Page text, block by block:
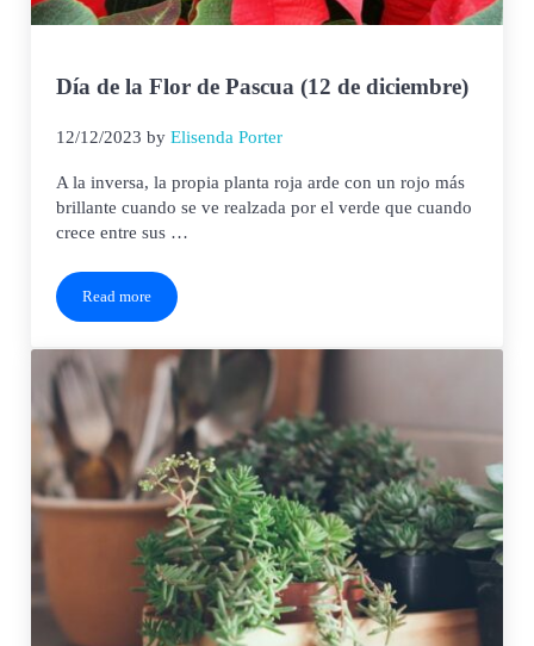
Día de la Flor de Pascua (12 de diciembre)
12/12/2023 byElisenda Porter
A la inversa, la propia planta roja arde con un rojo más
brillante cuando se ve realzada por el verde que cuando
crece entre sus …
Read moreDía de la Flor de Pascua (12 de diciembre)